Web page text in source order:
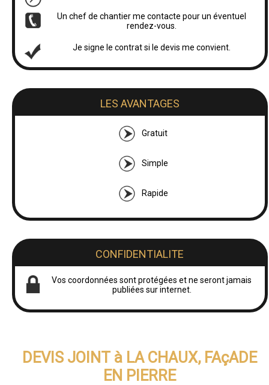
Un chef de chantier me contacte pour un éventuel
rendez-vous.
Je signe le contrat si le devis me convient.
LES AVANTAGES
Gratuit
Simple
Rapide
CONFIDENTIALITE
Vos coordonnées sont protégées et ne seront jamais
publiées sur internet.
DEVIS JOINT à LA CHAUX, FAçADE
EN PIERRE